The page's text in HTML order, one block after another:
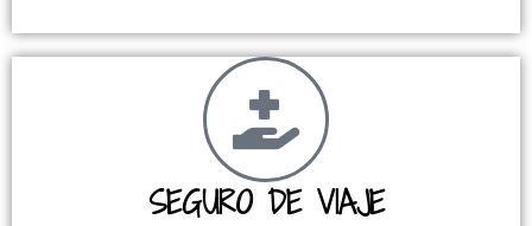
SEGURO DE VIAJE